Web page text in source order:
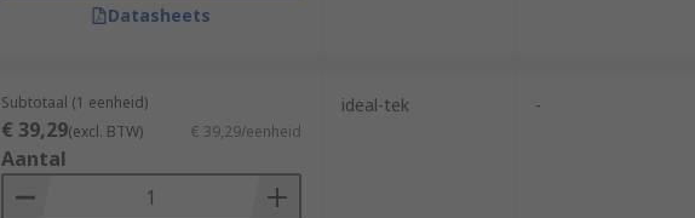
Datasheets
Subtotaal (1 eenheid)
€ 39,29(excl. BTW) € 39,29/eenheid
Aantal
ideal-tek -